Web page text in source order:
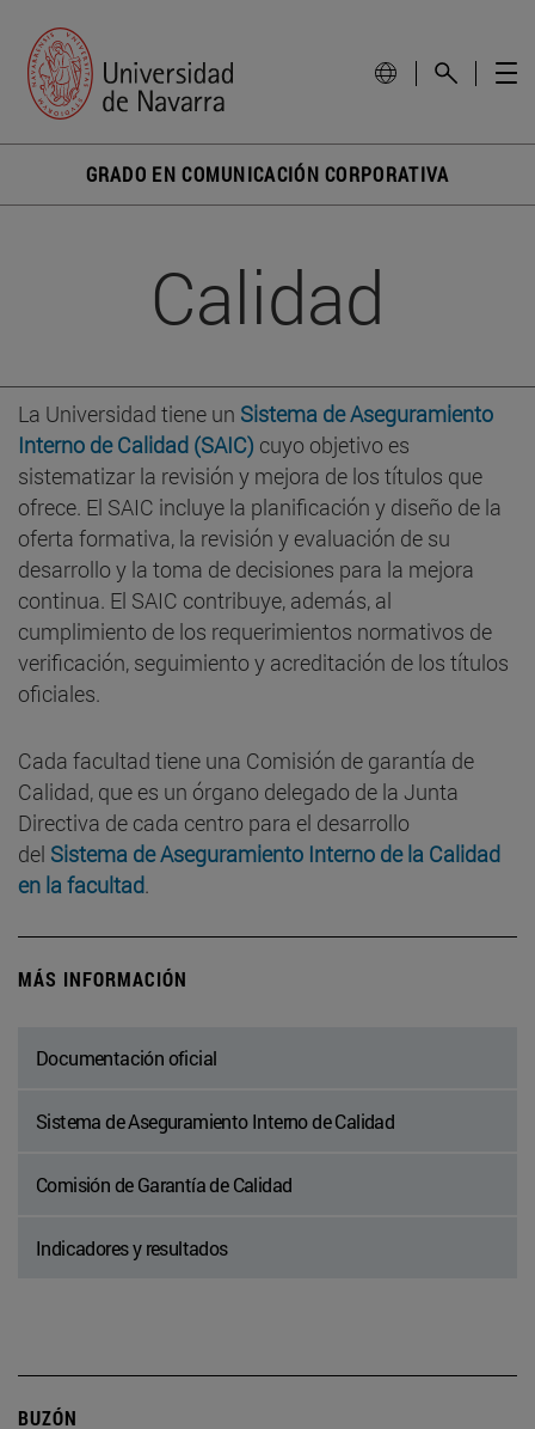
GRADO EN COMUNICACIÓN CORPORATIVA
Calidad
La Universidad tiene un Sistema de Aseguramiento
Interno de Calidad (SAIC) cuyo objetivo es
sistematizar la revisión y mejora de los títulos que
ofrece. El SAIC incluye la planificación y diseño de la
oferta formativa, la revisión y evaluación de su
desarrollo y la toma de decisiones para la mejora
continua. El SAIC contribuye, además, al
cumplimiento de los requerimientos normativos de
verificación, seguimiento y acreditación de los títulos
oficiales.
Cada facultad tiene una Comisión de garantía de
Calidad, que es un órgano delegado de la Junta
Directiva de cada centro para el desarrollo
del Sistema de Aseguramiento Interno de la Calidad
en la facultad.
MÁS INFORMACIÓN
Documentación oficial
Sistema de Aseguramiento Interno de Calidad
Comisión de Garantía de Calidad
Indicadores y resultados
BUZÓN